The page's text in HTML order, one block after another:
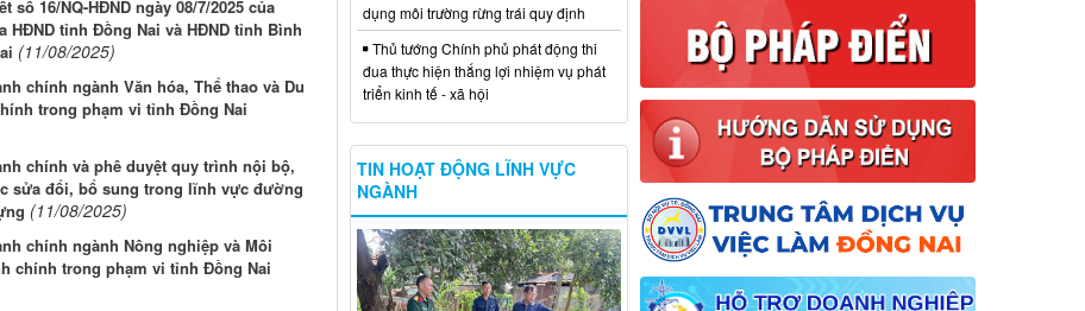
16/NQ-HĐND ngày 08/7/2025 của
HĐND tỉnh Đồng Nai và HĐND tỉnh Bình
(11/08/2025)
chính ngành Văn hóa, Thể thao và Du
trong phạm vi tỉnh Đồng Nai
chính và phê duyệt quy trình nội bộ,
sửa đổi, bổ sung trong lĩnh vực đường
(11/08/2025)
chính ngành Nông nghiệp và Môi
chính trong phạm vi tỉnh Đồng Nai
dụng môi trường rừng trái quy định
Thủ tướng Chính phủ phát động thi
đua thực hiện thắng lợi nhiệm vụ phát
triển kinh tế - xã hội
TIN HOẠT ĐỘNG LĨNH VỰC
NGÀNH